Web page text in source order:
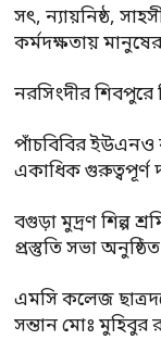
সৎ, ন্যায়নিষ্ঠ,
কর্মদক্ষতায়
নরসিংদীর শিবপুরে
পাঁচবিবির ইউএনও
একাধিক গুরুত্বপূর্ণ
বগুড়া মুদ্রণ শিল্প
প্রস্তুতি সভা অনুষ্ঠিত
এমসি কলেজ
সন্তান মোঃ মুহিবুর